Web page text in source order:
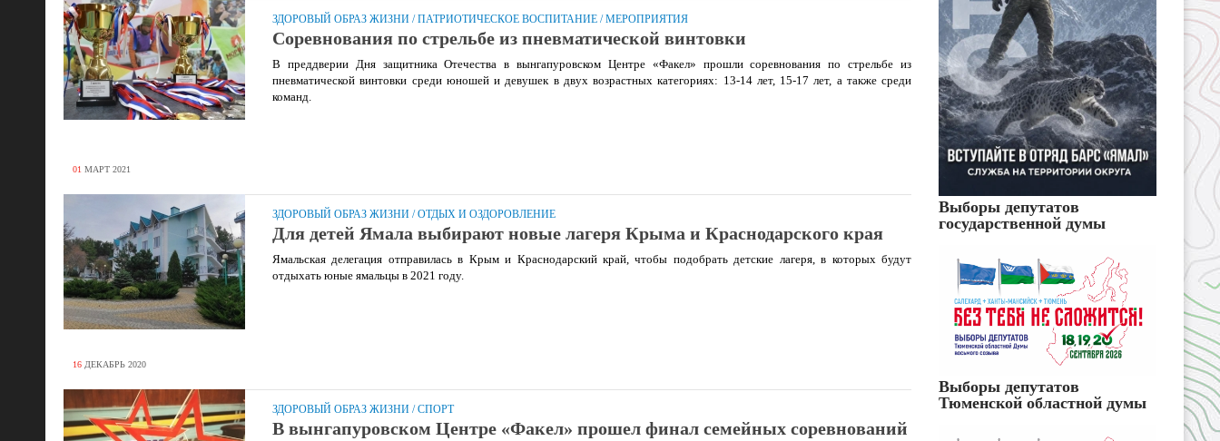
01 МАРТ 2021
ЗДОРОВЫЙ ОБРАЗ ЖИЗНИ /ПАТРИОТИЧЕСКОЕ ВОСПИТАНИЕ /МЕРОПРИЯТИЯ
Соревнования по стрельбе из пневматической винтовки
В преддверии Дня защитника Отечества в вынгапуровском Центре «Факел» прошли соревнования по стрельбе из
пневматической винтовки среди юношей и девушек в двух возрастных категориях: 13-14 лет, 15-17 лет, а также среди
команд.
16 ДЕКАБРЬ 2020
ЗДОРОВЫЙ ОБРАЗ ЖИЗНИ /ОТДЫХ И ОЗДОРОВЛЕНИЕ
Для детей Ямала выбирают новые лагеря Крыма и Краснодарского края
Ямальская делегация отправилась в Крым и Краснодарский край, чтобы подобрать детские лагеря, в которых будут
отдыхать юные ямальцы в 2021 году.
ЗДОРОВЫЙ ОБРАЗ ЖИЗНИ /СПОРТ
В вынгапуровском Центре «Факел» прошел финал семейных соревнований
Выборы депутатов
государственной думы
Выборы депутатов
Тюменской областной думы